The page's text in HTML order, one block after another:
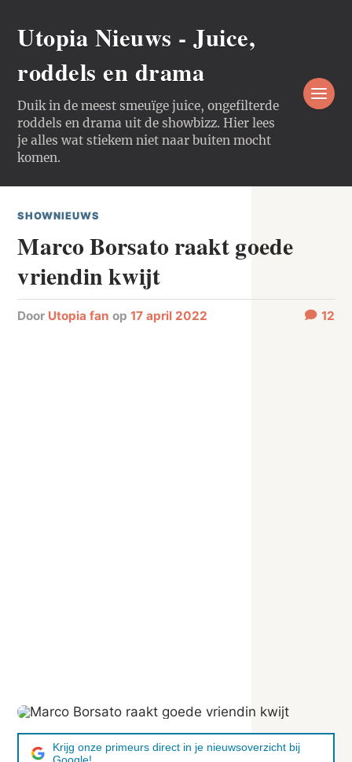
Utopia Nieuws - Juice,
roddels en drama
Duik in de meest smeuïge juice, ongefilterde
roddels en drama uit de showbizz. Hier lees
je alles wat stiekem niet naar buiten mocht
komen.
SHOWNIEUWS
Marco Borsato raakt goede
vriendin kwijt
door Utopia fan op17 april 2022 12
Krijg onze primeurs direct in je nieuwsoverzicht bij